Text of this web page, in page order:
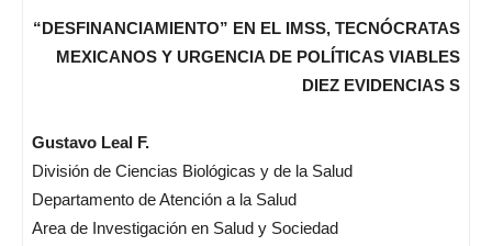
“DESFINANCIAMIENTO” EN EL IMSS, TECNÓCRATAS
MEXICANOS Y URGENCIA DE POLÍTICAS VIABLES
DIEZ EVIDENCIAS S
Gustavo Leal F.
División de Ciencias Biológicas y de la Salud
Departamento de Atención a la Salud
Area de Investigación en Salud y Sociedad